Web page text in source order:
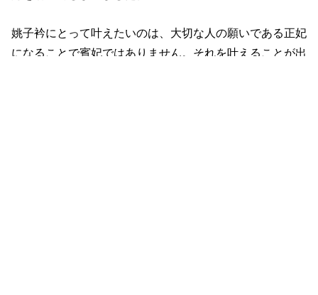
姚子衿にとって叶えたいのは、大切な人の願いである正妃
になることで賓妃ではありません。それを叶えることが出